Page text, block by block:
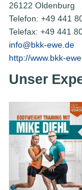
26122 Oldenburg
Telefon: +49 441
Telefax: +49 441
info@bkk-ewe.de
http://www.bkk-
Unser